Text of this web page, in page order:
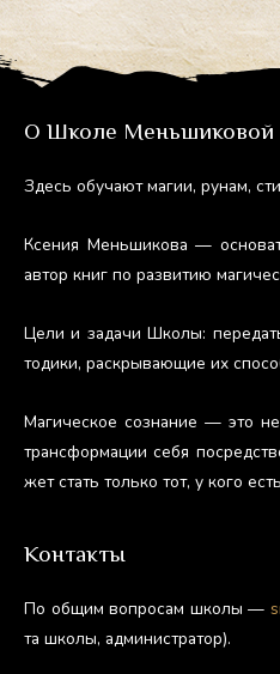
О Школе Меньшиковой
Здесь обу­ча­ют ма­гии, ру­нам,
Ксе­ния Мень­ши­кова —
ав­тор книг по раз­ви­тию
Це­ли и за­дачи Шко­лы:
тоди­ки, рас­кры­ва­ющие их
Ма­гичес­кое соз­на­ние — это
тран­сфор­ма­ции се­бя
жет стать толь­ко тот, у ко­го
Контакты
По об­щим воп­ро­сам шко­лы —
та шко­лы, ад­ми­нис­тра­тор).